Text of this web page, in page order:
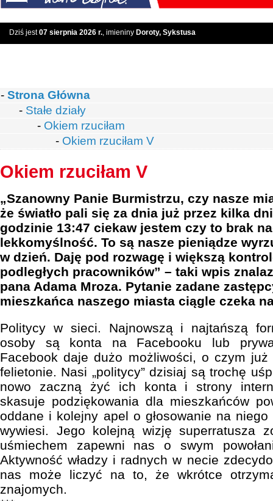
Dziś jest07 sierpnia 2026 r., imieniny Doroty, Sykstusa
- Strona Główna
- Stałe działy
- Okiem rzuciłam
- Okiem rzuciłam V
Okiem rzuciłam V
„Szanowny Panie Burmistrzu, czy nasze
że światło pali się za dnia już przez kilka
godzinie 13:47 ciekaw jestem czy to brak
lekkomyślność. To są nasze pieniądze
w dzień. Daję pod rozwagę i większą
podległych pracowników” – taki wpis
pana Adama Mroza. Pytanie zadane
mieszkańca naszego miasta ciągle czeka
Politycy w sieci. Najnowszą i najtańszą
osoby są konta na Facebooku lub
Facebook daje dużo możliwości, o czym już
felietonie. Nasi „politycy” dzisiaj są trochę
nowo zaczną żyć ich konta i strony
skasuje podziękowania dla mieszkańców
oddane i kolejny apel o głosowanie na
wywiesi. Jego kolejną wizję superratusza
uśmiechem zapewni nas o swym
Aktywność władzy i radnych w necie
nas może liczyć na to, że wkrótce
znajomych.